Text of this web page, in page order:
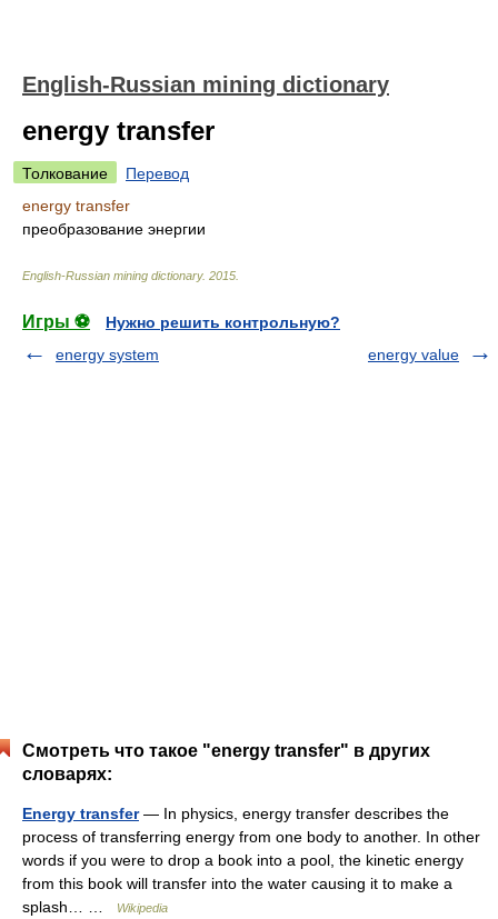
English-Russian mining dictionary
energy transfer
Толкование
Перевод
energy transfer
преобразование энергии
English-Russian mining dictionary. 2015
Игры ⚽
Нужно решить контрольную?
energy system
energy value
Смотреть что такое "energy transfer" в других
словарях:
Energy transfer— In physics, energy transfer describes the
process of transferring energy from one body to another. In other
words if you were to drop a book into a pool, the kinetic energy
from this book will transfer into the water causing it to make a
splash… …
Wikipedia